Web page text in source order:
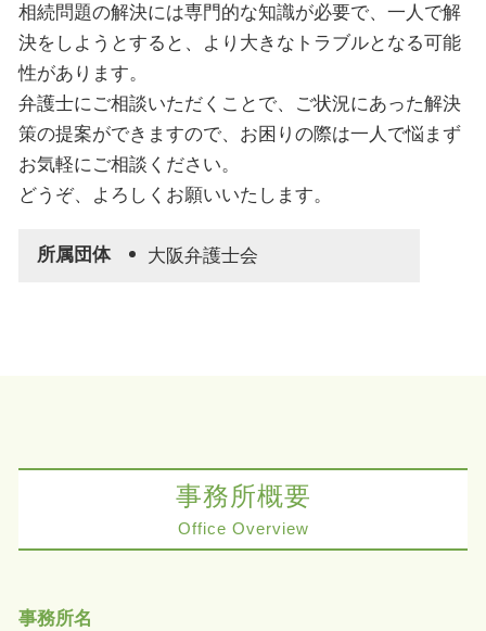
相続問題の解決には専門的な知識が必要で、一人で解
決をしようとすると、より大きなトラブルとなる可能
性があります。
弁護士にご相談いただくことで、ご状況にあった解決
策の提案ができますので、お困りの際は一人で悩まず
お気軽にご相談ください。
どうぞ、よろしくお願いいたします。
所属団体 大阪弁護士会
事務所概要
Office Overview
事務所名